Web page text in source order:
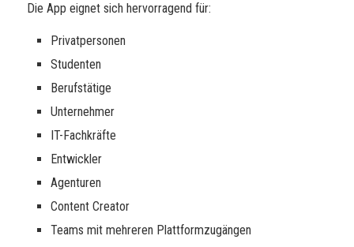
Die App eignet sich hervorragend für:
Privatpersonen
Studenten
Berufstätige
Unternehmer
IT-Fachkräfte
Entwickler
Agenturen
Content Creator
Teams mit mehreren Plattformzugängen